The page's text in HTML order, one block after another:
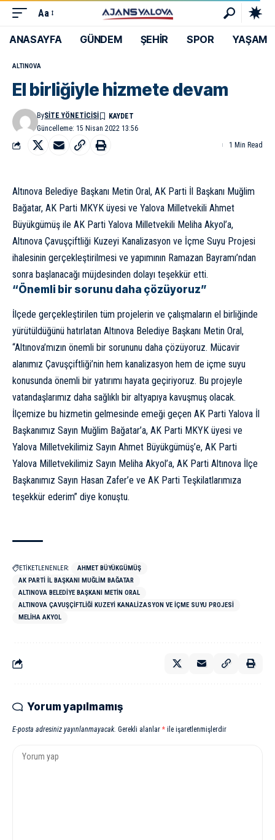
Aa
ANASAYFA GÜNDEM ŞEHİR SPOR YAŞAM
ALTINOVA
El birliğiyle hizmete devam
Güncelleme: 15 Nisan 2022 13:56
BySITE YÖNETICISI
1 Min Read
Altınova Belediye Başkanı Metin Oral, AK Parti İl Başkanı Muğlim
Bağatar, AK Parti MKYK üyesi ve Yalova Milletvekili Ahmet
Büyükgümüş ile AK Parti Yalova Milletvekili Meliha Akyol’a,
Altınova Çavuşçiftliği Kuzeyi Kanalizasyon ve İçme Suyu Projesi
ihalesinin gerçekleştirilmesi ve yapımının Ramazan Bayramı’ndan
sonra başlanacağı müjdesinden dolayı teşekkür etti.
“Önemli bir sorunu daha çözüyoruz”
İlçede gerçekleştirilen tüm projelerin ve çalışmaların el birliğinde
yürütüldüğünü hatırlatan Altınova Belediye Başkanı Metin Oral,
“Altınova’mızın önemli bir sorununu daha çözüyoruz. Mücavir
alanımız Çavuşçiftliği’nin hem kanalizasyon hem de içme suyu
konusunda önemli bir yatırımı hayata geçiriyoruz. Bu projeyle
vatandaşlarımız daha sağlıklı bir altyapıya kavuşmuş olacak.
İlçemize bu hizmetin gelmesinde emeği geçen AK Parti Yalova İl
Başkanımız Sayın Muğlim Bağatar’a, AK Parti MKYK üyesi ve
Yalova Milletvekilimiz Sayın Ahmet Büyükgümüş’e, AK Parti
Yalova Milletvekilimiz Sayın Meliha Akyol’a, AK Parti Altınova İlçe
Başkanımız Sayın Hasan Zafer’e ve AK Parti Teşkilatlarımıza
teşekkür ederim” diye konuştu.
ETİKETLENENLER:
AHMET BÜYÜKGÜMÜŞ
AK PARTI İL BAŞKANI MUĞLIM BAĞATAR
ALTINOVA BELEDIYE BAŞKANI METIN ORAL
ALTINOVA ÇAVUŞÇIFTLIĞI KUZEYI KANALIZASYON VE İÇME SUYU PROJESI
MELIHA AKYOL
Yorum yapılmamış
E-posta adresiniz yayınlanmayacak. Gerekli alanlar * ile işaretlenmişlerdir